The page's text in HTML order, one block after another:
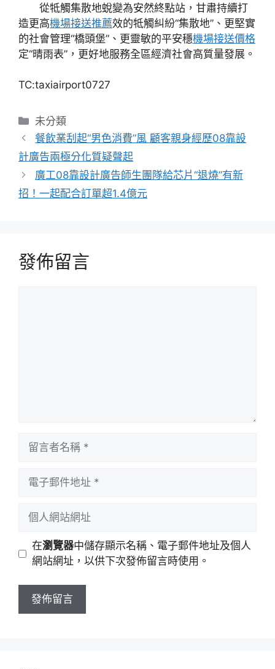
從牴觸集散地蛻變為安然終點站，甘肅持續打
造更高機場接送推薦效的牴觸糾紛“集散地”、更堅實
的社會管理“橋頭堡”、更靈敏的平安穩機場接送價格
定“晴雨表”，更好地服務全區經濟社會高質量發展。
TC:taxiairport0727
分
類
未分類
餐飲業刮起“男色消費”風 顧客親身經歷08靠設
計廣告兩極分化質疑聲起
廣工08靠設計廣告師生團隊給芯片“退燒”有新
招！一起配合訂單超1.4億元
發佈留言
址
站
址
在瀏覽器中儲存顯示名稱、電子郵件地址及個人
網站網址，以供下次發佈留言時使用。